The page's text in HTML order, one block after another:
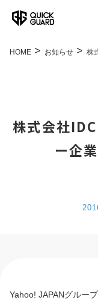
HOME お知らせ 株
株式会社
ー企
Yahoo! JAPANグルー